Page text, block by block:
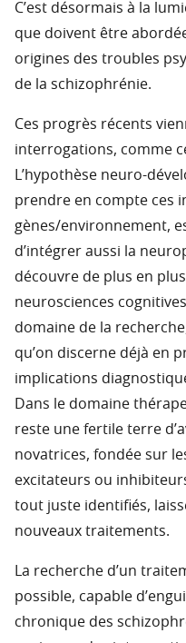
C’est désormais à la
que doivent être
origines des troubles
de la schizophrénie.
Ces progrès récents
interrogations, comme
L’hypothèse neuro-
prendre en compte ces
gènes/environnement,
d’intégrer aussi la
découvre de plus en
neurosciences
domaine de la
qu’on discerne déjà en
implications
Dans le domaine
reste une fertile terre
novatrices, fondée sur
excitateurs ou
tout juste identifiés,
nouveaux traitements.
La recherche d’un
possible, capable
chronique des